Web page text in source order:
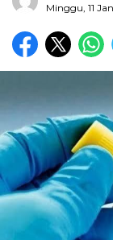
Minggu, 11